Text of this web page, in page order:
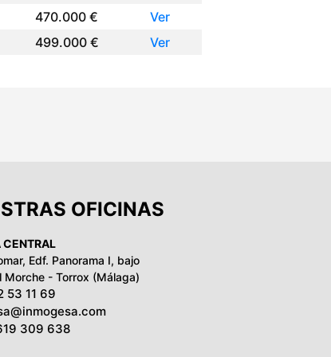
470.000 €
Ver
499.000 € Ver
OFICINAS
CENTRAL
Edf. Panorama I, bajo
Morche - Torrox (Málaga)
53 11 69
309 638